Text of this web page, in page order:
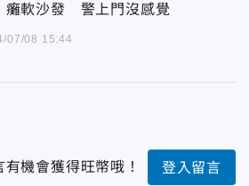
癱軟沙發 警上門沒感覺
07/08 15:44
有機會獲得旺幣哦！ 登入留言